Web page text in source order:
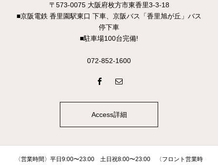
〒573-0075 大阪府枚方市東香里3-3-18
■京阪電鉄 香里園駅東口 下車、京阪バス「香里旭が丘」バス
停下車
■駐車場100台完備!
072-852-1600
Access詳細
〈営業時間〉平日9:00〜23:00 土日祝8:00〜23:00 〈フロント営業時